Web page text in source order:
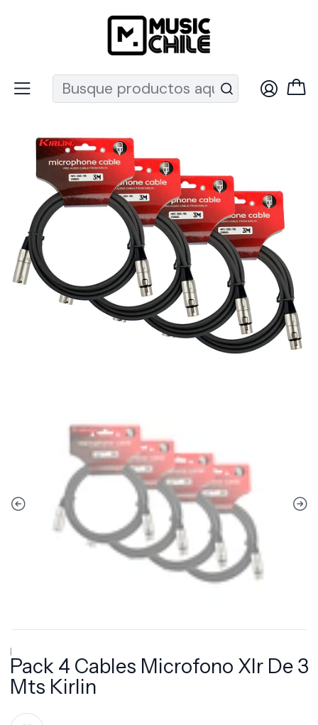
Recuerda que ahora nos puedes encontrar en el MUT
Pack 4 Cables Microfono Xlr De 3 Mts Kirlin
|
Pack 4 Cables Microfono Xlr De 3
Mts Kirlin